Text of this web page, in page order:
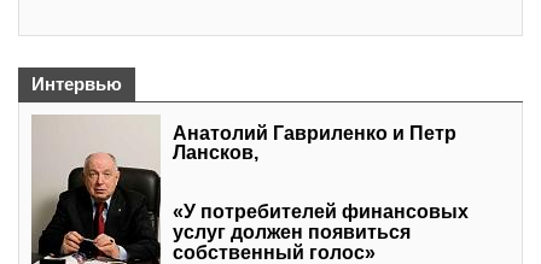
Интервью
Анатолий Гавриленко и Петр
Лансков,
«У потребителей финансовых
услуг должен появиться
собственный голос»